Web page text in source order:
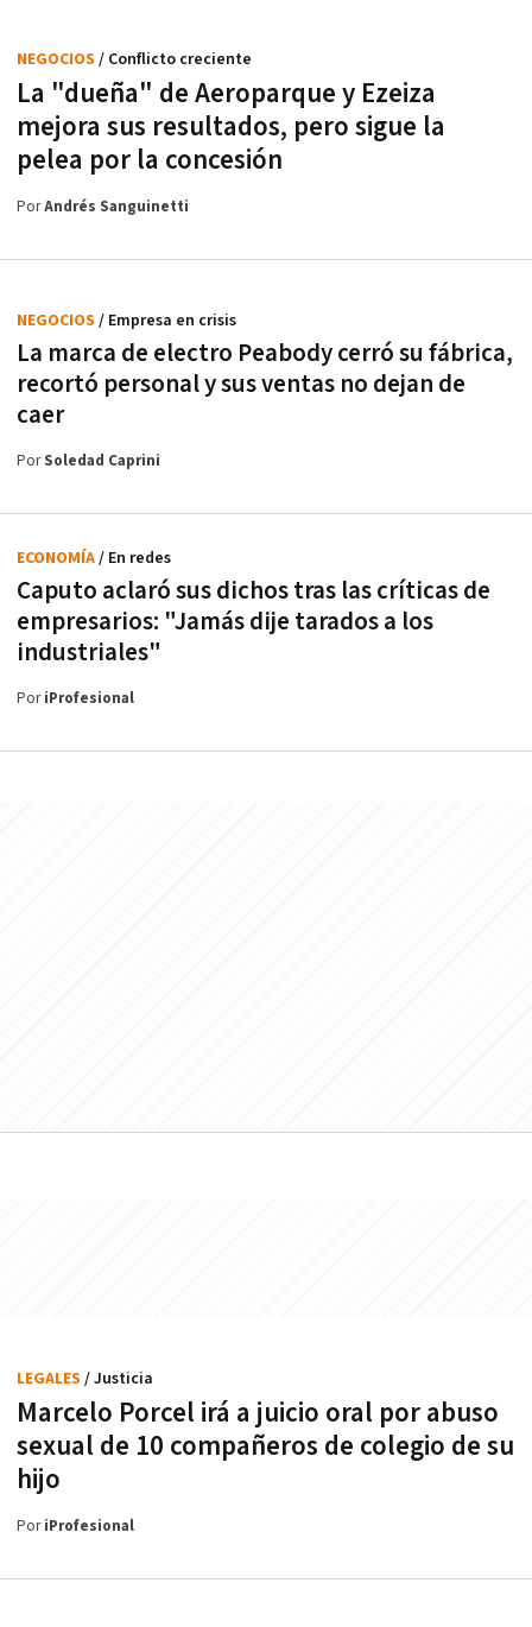
La "dueña" de Aeroparque y Ezeiza
mejora sus resultados, pero sigue la
pelea por la concesión
NEGOCIOS / Conflicto creciente
PorAndrés Sanguinetti
La marca de electro Peabody cerró su fábrica,
recortó personal y sus ventas no dejan de
caer
NEGOCIOS / Empresa en crisis
PorSoledad Caprini
Caputo aclaró sus dichos tras las críticas de
empresarios: "Jamás dije tarados a los
industriales"
ECONOMÍA/ En redes
PoriProfesional
Marcelo Porcel irá a juicio oral por abuso
sexual de 10 compañeros de colegio de su
hijo
LEGALES / Justicia
PoriProfesional